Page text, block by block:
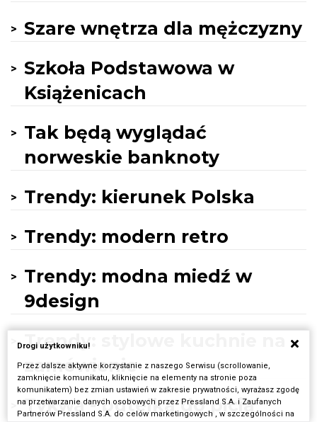
Szare wnętrza dla mężczyzny
Szkoła Podstawowa w
Książenicach
Tak będą wyglądać
norweskie banknoty
Trendy: kierunek Polska
Trendy: modern retro
Trendy: modna miedź w
9design
Trendy: stylowe kuchnie na
zamówienie
Tykwa - butelka do picia
Drogi użytkowniku!
Przez dalsze aktywne korzystanie z naszego Serwisu (scrollowanie,
zamknięcie komunikatu, kliknięcie na elementy na stronie poza
komunikatem) bez zmian ustawień w zakresie prywatności, wyrażasz zgodę
na przetwarzanie danych osobowych przez Pressland S.A. i Zaufanych
Partnerów Pressland S.A. do celów marketingowych , w szczególności na